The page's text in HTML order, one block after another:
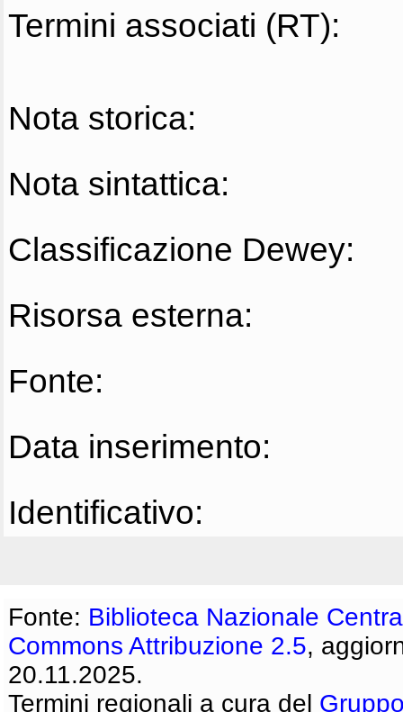
Termini associati (RT):
Nota storica:
Nota sintattica:
Classificazione Dewey:
Risorsa esterna:
Fonte:
Data inserimento:
Identificativo:
Fonte: Biblioteca Nazionale
Commons Attribuzione 2.5,
20.11.2025.
Termini regionali a cura del